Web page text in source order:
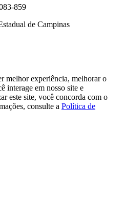
859
de Campinas
melhor experiência, melhorar o
interage em nosso site e
este site, você concorda com o
consulte a Política de